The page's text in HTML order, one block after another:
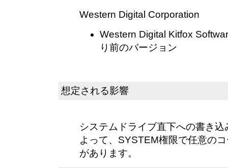
Western Digital Corporation
Western Digital Kitfox
り前のバージョン
想定される影響
システムドライブ直下への書き
よって、SYSTEM権限で任意の
があります。